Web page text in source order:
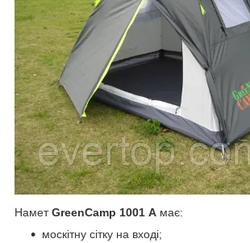
НаметGreenCamp 1001 A має:
москітну сітку на вході;